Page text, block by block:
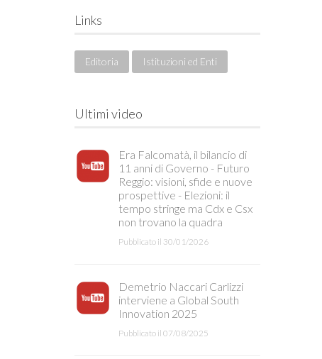
Links
Editoria Istituzioni ed Enti
Ultimi video
Era Falcomatà, il bilancio di
11 anni di Governo - Futuro
Reggio: visioni, sfide e nuove
prospettive - Elezioni: il
tempo stringe ma Cdx e Csx
non trovano la quadra
Pubblicato il 30/01/2026
Demetrio Naccari Carlizzi
interviene a Global South
Innovation 2025
Pubblicato il 07/08/2025